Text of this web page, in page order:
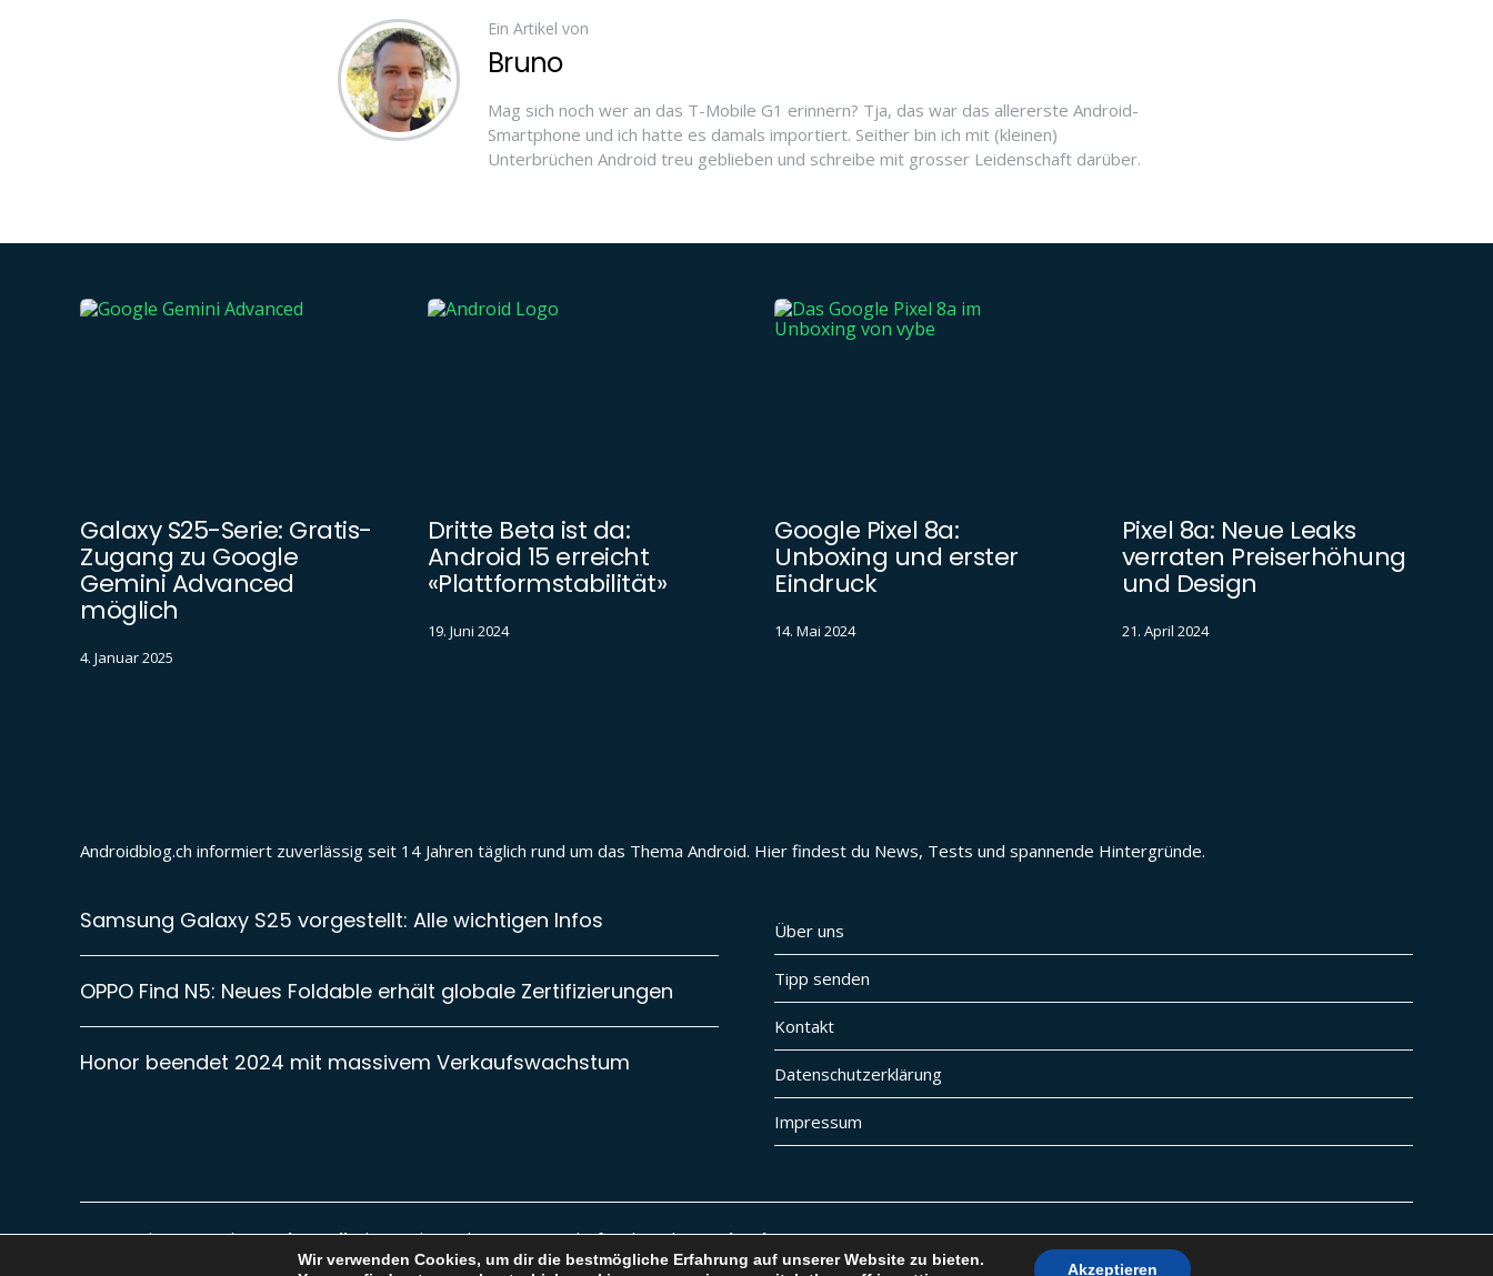
Ein Artikel von
Bruno
Mag sich noch wer an das T-Mobile G1 erinnern? Tja, das war das allererste Android-
Smartphone und ich hatte es damals importiert. Seither bin ich mit (kleinen)
Unterbrüchen Android treu geblieben und schreibe mit grosser Leidenschaft darüber.
Galaxy S25-Serie: Gratis-
Zugang zu Google
Gemini Advanced
möglich
4. Januar 2025
Dritte Beta ist da:
Android 15 erreicht
«Plattformstabilität»
19. Juni 2024
Google Pixel 8a:
Unboxing und erster
Eindruck
14. Mai 2024
Pixel 8a: Neue Leaks
verraten Preiserhöhung
und Design
21. April 2024
Androidblog.ch informiert zuverlässig seit 14 Jahren täglich rund um das Thema Android. Hier findest du News, Tests und spannende Hintergründe.
Samsung Galaxy S25 vorgestellt: Alle wichtigen Infos
OPPO Find N5: Neues Foldable erhält globale Zertifizierungen
Honor beendet 2024 mit massivem Verkaufswachstum
Über uns
Tipp senden
Kontakt
Datenschutzerklärung
Impressum
Diese Website ist Teil vonvybemedia| Besuche auch unsere Digital Lifestyle Websitevybe.ch
Wir verwenden Cookies, um dir die bestmögliche Erfahrung auf unserer Website zu bieten.
Akzeptieren